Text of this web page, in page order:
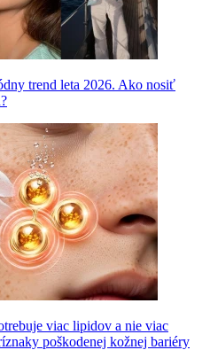
trend leta 2026. Ako nosiť
viac lipidov a nie viac
poškodenej kožnej bariéry